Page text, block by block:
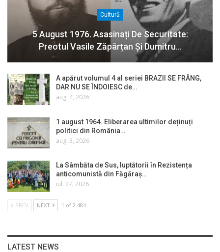
Cultură
5 August 1976. Asasinați De Securitate:
Preotul Vasile Zăpârțan Și Dumitru…
A apărut volumul 4 al seriei BRAZII SE FRÂNG,
DAR NU SE ÎNDOIESC de…
aug. 4, 2026
1 august 1964. Eliberarea ultimilor deținuți
politici din România…
aug. 3, 2026
La Sâmbăta de Sus, luptătorii în Rezistența
anticomunistă din Făgăraș…
iul. 27, 2026
PREV NEXT 1 of 2.484
LATEST NEWS